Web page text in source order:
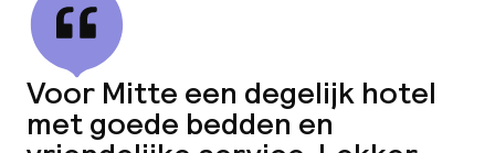
Voor Mitte een degelijk hotel
met goede bedden en